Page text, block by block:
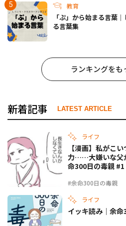
教育
「ぷ」から始まる言葉
る言葉集
ランキングをも
新着記事 LATEST ARTICLE
ライフ
#余命300日の毒親
【漫画】私がこ
力……大嫌いな父
命300日の毒親 #1
ライフ
イッキ読み｜余